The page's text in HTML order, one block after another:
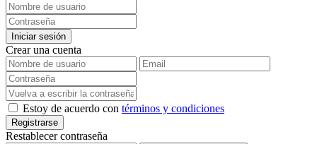
Iniciar sesión
Crear una cuenta
Estoy de acuerdo con términos y condiciones
Registrarse
Restablecer contraseña